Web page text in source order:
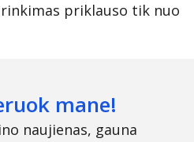
priklauso tik nuo
mane!
naujienas, gauna